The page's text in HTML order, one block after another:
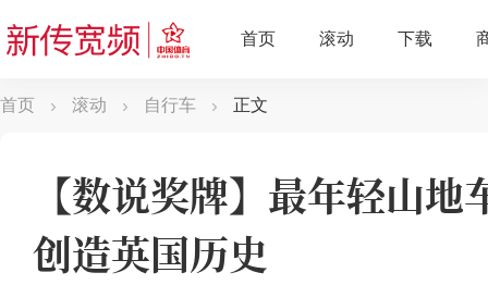
首页 滚动 自行车 正文
【数说奖牌】最年轻山
创造英国历史